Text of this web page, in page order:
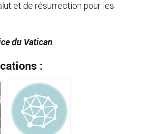
et de résurrection pour les
du Vatican
: